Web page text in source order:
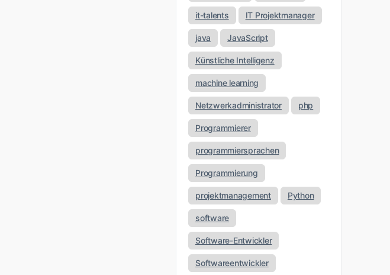
it-talents IT Projektmanager
java JavaScript
Künstliche Intelligenz
machine learning
Netzwerkadministrator php
Programmierer
programmiersprachen
Programmierung
projektmanagement Python
software
Software-Entwickler
Softwareentwickler